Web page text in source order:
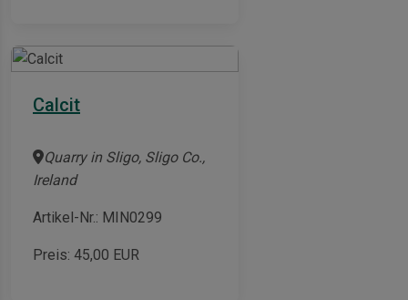
Calcit
Quarry in Sligo, Sligo Co.,
Ireland
Artikel-Nr.: MIN0299
Preis: 45,00 EUR